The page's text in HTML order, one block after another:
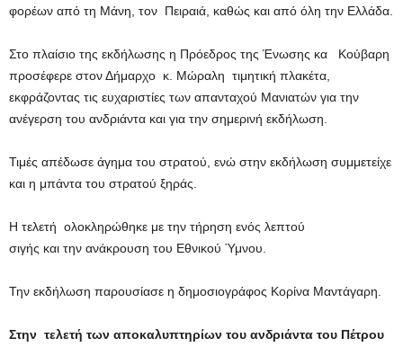
φορέων από τη Μάνη, τον Πειραιά, καθώς και από όλη την Ελλάδα.
Στο πλαίσιο της εκδήλωσης η Πρόεδρος της Ένωσης κα Κούβαρη
προσέφερε στον Δήμαρχο κ. Μώραλη τιμητική πλακέτα,
εκφράζοντας τις ευχαριστίες των απανταχού Μανιατών για την
ανέγερση του ανδριάντα και για την σημερινή εκδήλωση.
Τιμές απέδωσε άγημα του στρατού, ενώ στην εκδήλωση συμμετείχε
και η μπάντα του στρατού ξηράς.
Η τελετή ολοκληρώθηκε με την τήρηση ενός λεπτού
σιγής και την ανάκρουση του Εθνικού Ύμνου.
Την εκδήλωση παρουσίασε η δημοσιογράφος Κορίνα Μαντάγαρη.
Στην τελετή των αποκαλυπτηρίων του ανδριάντα του Πέτρου